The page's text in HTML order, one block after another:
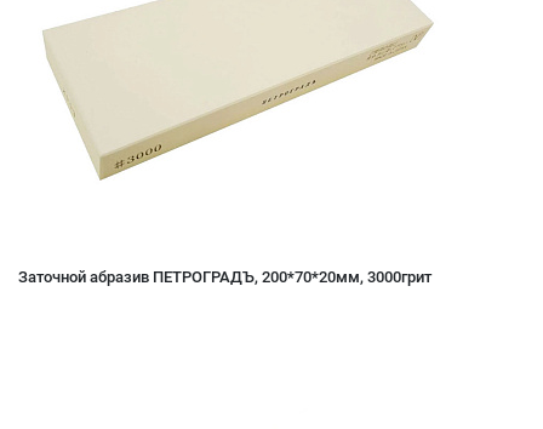
Заточной абразив ПЕТРОГРАДЪ, 200*70*20мм, 3000грит